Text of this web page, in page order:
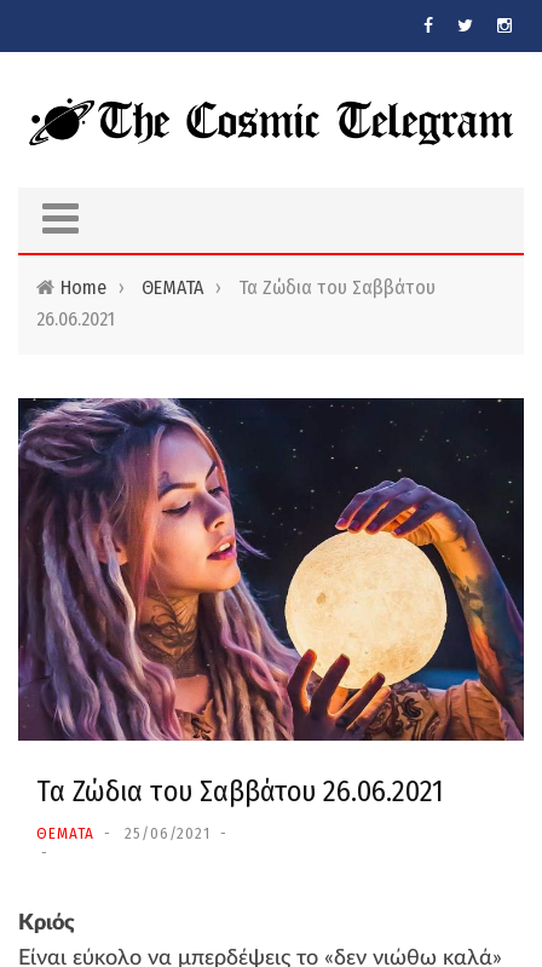
Home › ΘΕΜΑΤΑ ›
Τα Ζώδια τoυ Σαββάτου
26.06.2021
Τα Ζώδια τoυ Σαββάτου 26.06.2021
ΘΕΜΑΤΑ 25/06/2021
Κριός
Είναι εύκολο να μπερδέψεις το «δεν νιώθω καλά»